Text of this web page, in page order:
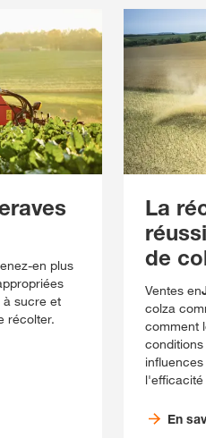
en plus
à sucre et
récolter.
La
de
Ventes en
colza
comment
En